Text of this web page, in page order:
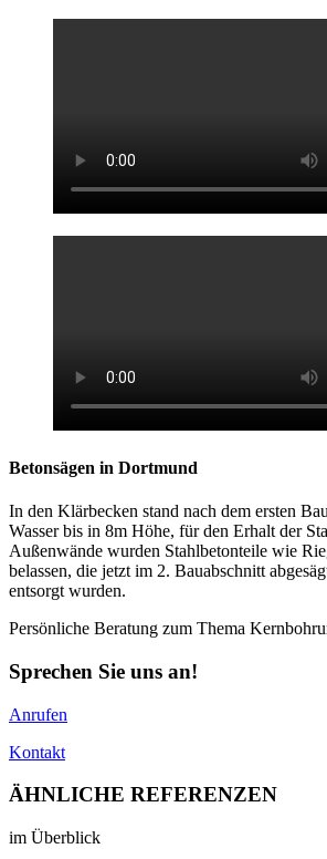
Betonsägen in Dortmund
In den Klärbecken stand nach dem ersten
Wasser bis in 8m Höhe, für den Erhalt der
Außenwände wurden Stahlbetonteile wie
belassen, die jetzt im 2. Bauabschnitt
entsorgt wurden.
Persönliche Beratung zum Thema
Sprechen Sie uns an!
Anrufen
Kontakt
ÄHNLICHE REFERENZEN
im Überblick